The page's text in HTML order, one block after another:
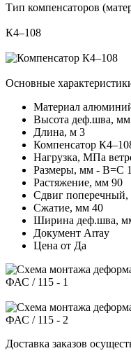
Тип компенсаторов
К4–108
Основные
Материал
Высота деф.шва, мм
Длина, м 3
Компенсатор
Нагрузка, МПа
Размеры, мм - В=С
Растяжение, мм 90
Сдвиг
Сжатие, мм 40
Ширина деф.шва,
Документ Array
Цена от Да
Доставка заказов